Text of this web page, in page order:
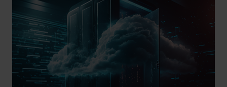
erfüllen, um Cyberangriffe zu verhindern und
Daten zu schützen. synaforce ist der ideale
Partner, um Unternehmen durch
maßgeschneiderte Lösungen und umfassende
Expertise dabei zu unterstützen, NIS2-
Compliance zu erreichen und ihre
Cyberresilienz nachhaltig zu stärken. Erfahren